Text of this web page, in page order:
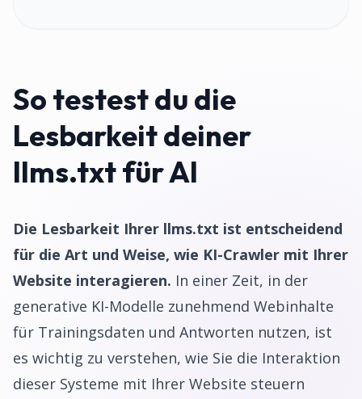
So testest du die
Lesbarkeit deiner
llms.txt für AI
Die Lesbarkeit Ihrer llms.txt ist entscheidend
für die Art und Weise, wie KI-Crawler mit Ihrer
Website interagieren. In einer Zeit, in der
generative KI-Modelle zunehmend Webinhalte
für Trainingsdaten und Antworten nutzen, ist
es wichtig zu verstehen, wie Sie die Interaktion
dieser Systeme mit Ihrer Website steuern